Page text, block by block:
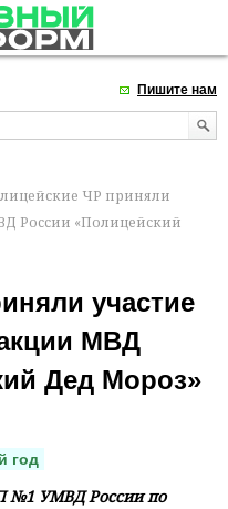
Пишите нам
ЧР приняли
России «Полицейский
участие
МВД
Дед Мороз»
год
№1 УМВД России по